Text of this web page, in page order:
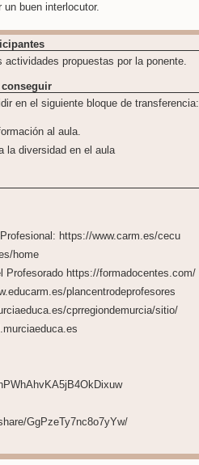
buen interlocutor.
propuestas por la ponente.
conseguir
en el siguiente bloque de transferencia:
al aula.
la diversidad en el aula
https://www.carm.es/cecu
home
Profesorado https://formadocentes.com/
plancentrodeprofesores
cprregiondemurcia/sitio/
GgPzeTy7nc8o7yYw/